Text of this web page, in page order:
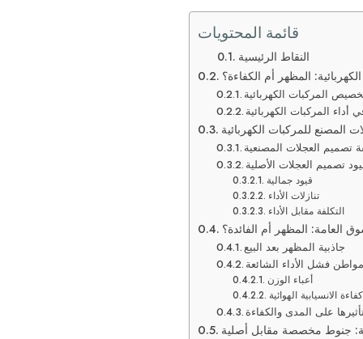
قائمة المحتويات
النقاط الرئيسية
المظهر أم الكفاءة؟
المركبات الكهربائية
أداء المركبات الكهربائية
المصنع للمركبات الكهربائية
تصميم العجلات المصنعية
تصميم العجلات الأصلية
قيود جمالية
تنازلات الأداء
التكلفة مقابل الأداء
العامة: المظهر أم الفائدة؟
جاذبية المظهر بعد البيع
مواطن فشل الأداء الشائعة
أعباء الوزن
الانسيابية الهوائية
على المدى والكفاءة
جنوط مخصصة مقابل أصلية